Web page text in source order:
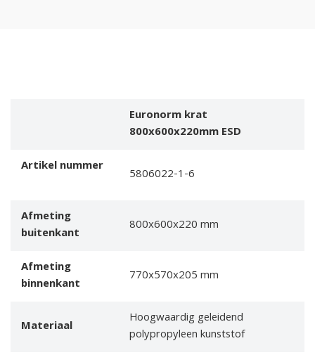
Euronorm krat
800x600x220mm ESD
Artikel nummer
5806022-1-6
Afmeting
buitenkant
800x600x220 mm
Afmeting
binnenkant
770x570x205 mm
Materiaal
Hoogwaardig geleidend
polypropyleen kunststof